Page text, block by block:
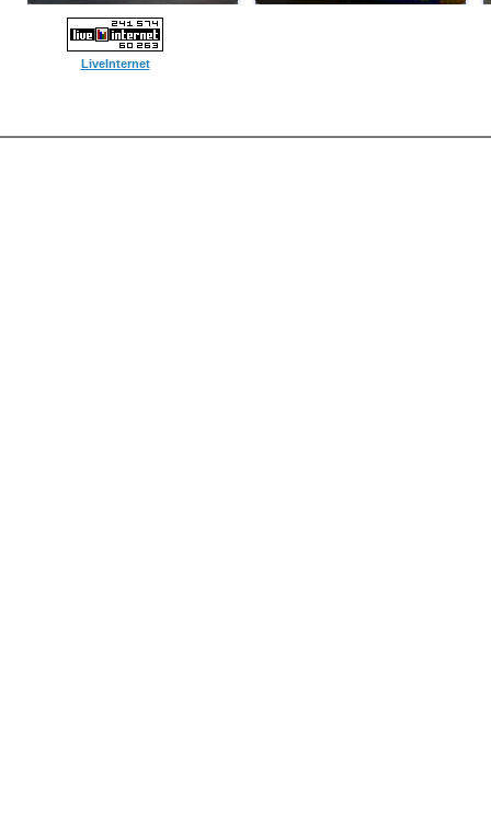
LiveInternet